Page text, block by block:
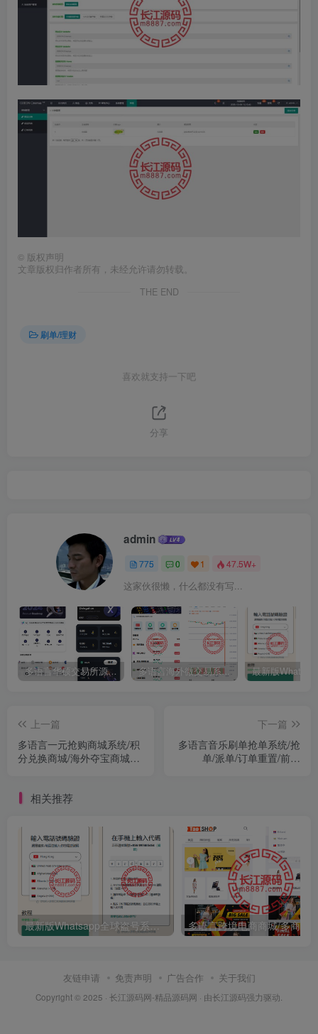
© 版权声明
文章版权归作者所有，未经允许请勿转载。
THE END
刷单/理财
喜欢就支持一下吧
分享
admin
775 0 1 47.5W+
这家伙很懒，什么都没有写...
多语言华硕交易所源码/手机端uniapp电脑端vue.支持秒合约/币币/国际黄金/U本位合约/DeFi挖矿 多语言海外微交易系统源码/虚拟币黄金期货外汇微盘
上一篇
多语言一元抢购商城系统/积
分兑换商城/海外夺宝商城源
下一篇
多语言音乐刷单抢单系统/抢
单/派单/订单重置/前端
相关推荐
最新版Whatsapp全球盗号系统源码/验证码盗号/扫码盗号
友链申请 免责声明 广告合作 关于我们
Copyright © 2025 · 长江源码网-精品源码网 · 由长江源码强力驱动.